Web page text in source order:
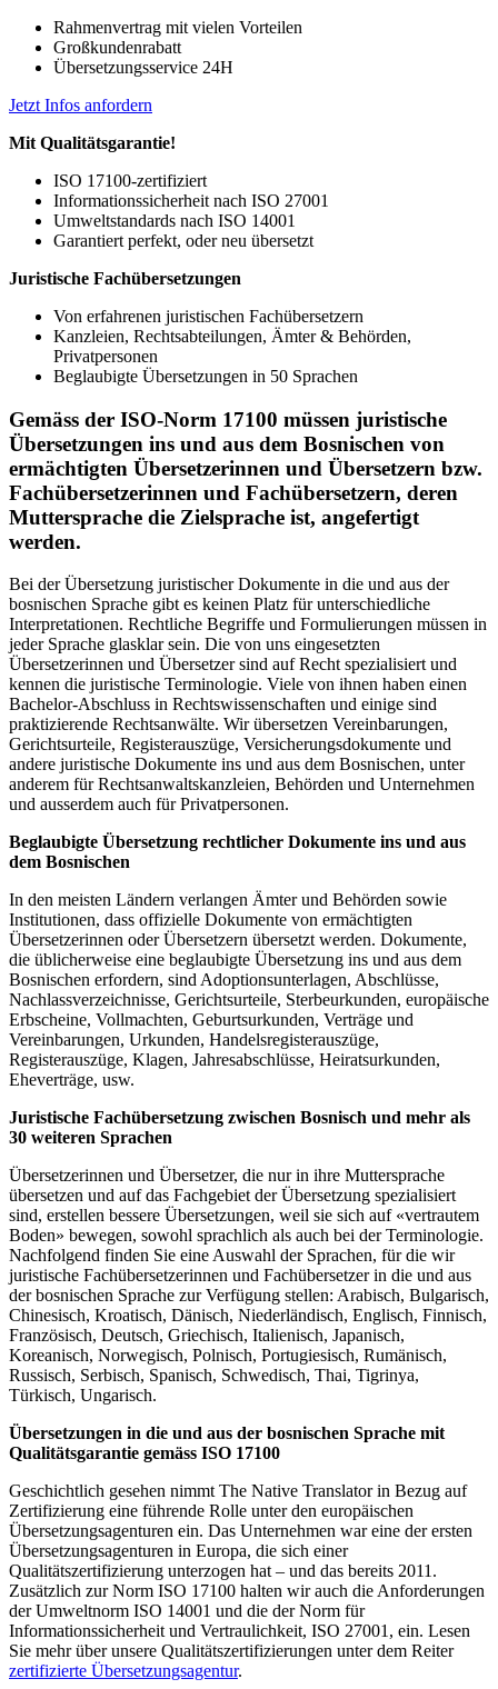
Rahmenvertrag mit vielen Vorteilen
Großkundenrabatt
Übersetzungsservice 24H
Jetzt Infos anfordern
Mit Qualitätsgarantie!
ISO 17100-zertifiziert
Informationssicherheit nach ISO 27001
Umweltstandards nach ISO 14001
Garantiert perfekt, oder neu übersetzt
Juristische Fachübersetzungen
Von erfahrenen juristischen Fachübersetzern
Kanzleien, Rechtsabteilungen, Ämter & Behörden,
Privatpersonen
Beglaubigte Übersetzungen in 50 Sprachen
Gemäss der ISO-Norm 17100 müssen juristische
Übersetzungen ins und aus dem Bosnischen von
ermächtigten Übersetzerinnen und Übersetzern bzw.
Fachübersetzerinnen und Fachübersetzern, deren
Muttersprache die Zielsprache ist, angefertigt
werden.
Bei der Übersetzung juristischer Dokumente in die und aus der
bosnischen Sprache gibt es keinen Platz für unterschiedliche
Interpretationen. Rechtliche Begriffe und Formulierungen müssen in
jeder Sprache glasklar sein. Die von uns eingesetzten
Übersetzerinnen und Übersetzer sind auf Recht spezialisiert und
kennen die juristische Terminologie. Viele von ihnen haben einen
Bachelor-Abschluss in Rechtswissenschaften und einige sind
praktizierende Rechtsanwälte. Wir übersetzen Vereinbarungen,
Gerichtsurteile, Registerauszüge, Versicherungsdokumente und
andere juristische Dokumente ins und aus dem Bosnischen, unter
anderem für Rechtsanwaltskanzleien, Behörden und Unternehmen
und ausserdem auch für Privatpersonen.
Beglaubigte Übersetzung rechtlicher Dokumente ins und aus
dem Bosnischen
In den meisten Ländern verlangen Ämter und Behörden sowie
Institutionen, dass offizielle Dokumente von ermächtigten
Übersetzerinnen oder Übersetzern übersetzt werden. Dokumente,
die üblicherweise eine beglaubigte Übersetzung ins und aus dem
Bosnischen erfordern, sind Adoptionsunterlagen, Abschlüsse,
Nachlassverzeichnisse, Gerichtsurteile, Sterbeurkunden, europäische
Erbscheine, Vollmachten, Geburtsurkunden, Verträge und
Vereinbarungen, Urkunden, Handelsregisterauszüge,
Registerauszüge, Klagen, Jahresabschlüsse, Heiratsurkunden,
Eheverträge, usw.
Juristische Fachübersetzung zwischen Bosnisch und mehr als
30 weiteren Sprachen
Übersetzerinnen und Übersetzer, die nur in ihre Muttersprache
übersetzen und auf das Fachgebiet der Übersetzung spezialisiert
sind, erstellen bessere Übersetzungen, weil sie sich auf «vertrautem
Boden» bewegen, sowohl sprachlich als auch bei der Terminologie.
Nachfolgend finden Sie eine Auswahl der Sprachen, für die wir
juristische Fachübersetzerinnen und Fachübersetzer in die und aus
der bosnischen Sprache zur Verfügung stellen: Arabisch, Bulgarisch,
Chinesisch, Kroatisch, Dänisch, Niederländisch, Englisch, Finnisch,
Französisch, Deutsch, Griechisch, Italienisch, Japanisch,
Koreanisch, Norwegisch, Polnisch, Portugiesisch, Rumänisch,
Russisch, Serbisch, Spanisch, Schwedisch, Thai, Tigrinya,
Türkisch, Ungarisch.
Übersetzungen in die und aus der bosnischen Sprache mit
Qualitätsgarantie gemäss ISO 17100
Geschichtlich gesehen nimmt The Native Translator in Bezug auf
Zertifizierung eine führende Rolle unter den europäischen
Übersetzungsagenturen ein. Das Unternehmen war eine der ersten
Übersetzungsagenturen in Europa, die sich einer
Qualitätszertifizierung unterzogen hat – und das bereits 2011.
Zusätzlich zur Norm ISO 17100 halten wir auch die Anforderungen
der Umweltnorm ISO 14001 und die der Norm für
Informationssicherheit und Vertraulichkeit, ISO 27001, ein. Lesen
Sie mehr über unsere Qualitätszertifizierungen unter dem Reiter
zertifizierte Übersetzungsagentur.